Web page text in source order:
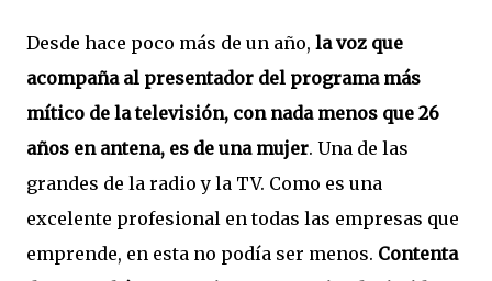
Desde hace poco más de un año, la voz que
acompaña al presentador del programa más
mítico de la televisión, con nada menos que 26
años en antena, es de una mujer. Una de las
grandes de la radio y la TV. Como es una
excelente profesional en todas las empresas que
emprende, en esta no podía ser menos. Contenta